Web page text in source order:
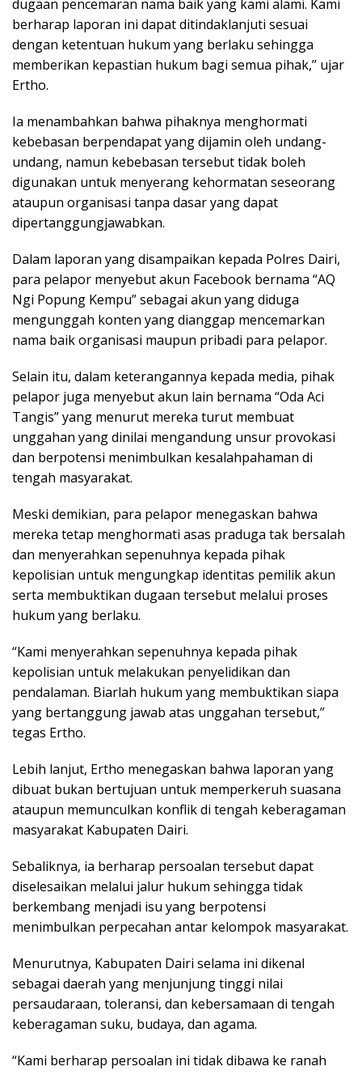
dugaan pencemaran nama baik yang kami alami. Kami
berharap laporan ini dapat ditindaklanjuti sesuai
dengan ketentuan hukum yang berlaku sehingga
memberikan kepastian hukum bagi semua pihak,” ujar
Ertho.
Ia menambahkan bahwa pihaknya menghormati
kebebasan berpendapat yang dijamin oleh undang-
undang, namun kebebasan tersebut tidak boleh
digunakan untuk menyerang kehormatan seseorang
ataupun organisasi tanpa dasar yang dapat
dipertanggungjawabkan.
Dalam laporan yang disampaikan kepada Polres Dairi,
para pelapor menyebut akun Facebook bernama “AQ
Ngi Popung Kempu” sebagai akun yang diduga
mengunggah konten yang dianggap mencemarkan
nama baik organisasi maupun pribadi para pelapor.
Selain itu, dalam keterangannya kepada media, pihak
pelapor juga menyebut akun lain bernama “Oda Aci
Tangis” yang menurut mereka turut membuat
unggahan yang dinilai mengandung unsur provokasi
dan berpotensi menimbulkan kesalahpahaman di
tengah masyarakat.
Meski demikian, para pelapor menegaskan bahwa
mereka tetap menghormati asas praduga tak bersalah
dan menyerahkan sepenuhnya kepada pihak
kepolisian untuk mengungkap identitas pemilik akun
serta membuktikan dugaan tersebut melalui proses
hukum yang berlaku.
“Kami menyerahkan sepenuhnya kepada pihak
kepolisian untuk melakukan penyelidikan dan
pendalaman. Biarlah hukum yang membuktikan siapa
yang bertanggung jawab atas unggahan tersebut,”
tegas Ertho.
Lebih lanjut, Ertho menegaskan bahwa laporan yang
dibuat bukan bertujuan untuk memperkeruh suasana
ataupun memunculkan konflik di tengah keberagaman
masyarakat Kabupaten Dairi.
Sebaliknya, ia berharap persoalan tersebut dapat
diselesaikan melalui jalur hukum sehingga tidak
berkembang menjadi isu yang berpotensi
menimbulkan perpecahan antar kelompok masyarakat.
Menurutnya, Kabupaten Dairi selama ini dikenal
sebagai daerah yang menjunjung tinggi nilai
persaudaraan, toleransi, dan kebersamaan di tengah
keberagaman suku, budaya, dan agama.
“Kami berharap persoalan ini tidak dibawa ke ranah